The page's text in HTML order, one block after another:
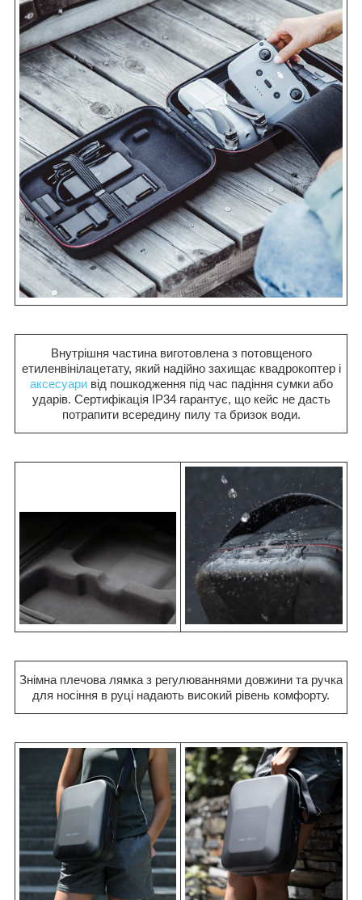
Внутрішня частина виготовлена з потовщеного
етиленвінілацетату, який надійно захищає квадрокоптер і
аксесуаривід пошкодження під час падіння сумки або
ударів. Сертифікація IP34 гарантує, що кейс не дасть
потрапити всередину пилу та бризок води.
Знімна плечова лямка з регулюваннями довжини та ручка
для носіння в руці надають високий рівень комфорту.